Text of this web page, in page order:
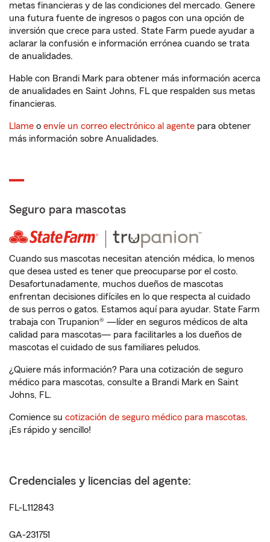
metas financieras y de las condiciones del mercado. Genere
una futura fuente de ingresos o pagos con una opción de
inversión que crece para usted. State Farm puede ayudar a
aclarar la confusión e información errónea cuando se trata
de anualidades.
Hable con Brandi Mark para obtener más información acerca
de anualidades en Saint Johns, FL que respalden sus metas
financieras.
Llame o envíe un correo electrónico al agente para obtener
más información sobre Anualidades.
Seguro para mascotas
Cuando sus mascotas necesitan atención médica, lo menos
que desea usted es tener que preocuparse por el costo.
Desafortunadamente, muchos dueños de mascotas
enfrentan decisiones difíciles en lo que respecta al cuidado
de sus perros o gatos. Estamos aquí para ayudar. State Farm
trabaja con Trupanion® —líder en seguros médicos de alta
calidad para mascotas— para facilitarles a los dueños de
mascotas el cuidado de sus familiares peludos.
¿Quiere más información? Para una cotización de seguro
médico para mascotas, consulte a Brandi Mark en Saint
Johns, FL.
Comience su cotización de seguro médico para mascotas.
¡Es rápido y sencillo!
Credenciales y licencias del agente:
FL-L112843
GA-231751